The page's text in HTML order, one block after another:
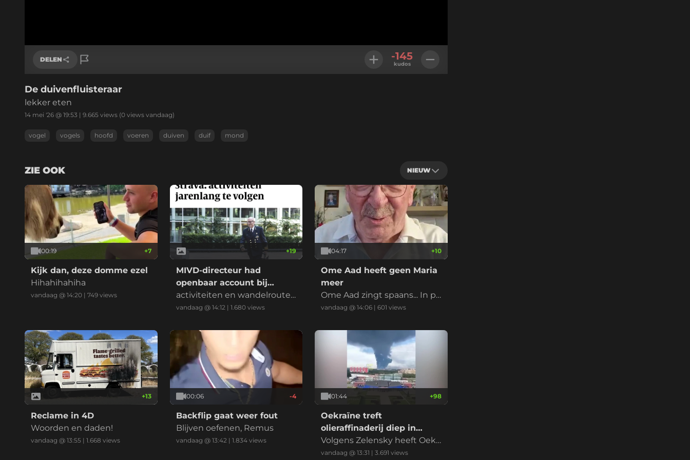
DELEN
Link kopiëren
-145
kudos
De duivenfluisteraar
lekker eten
14 mei '26 @ 19:53 | 9.665 views (0 views vandaag)
vogel vogels hoofd voeren duiven duif mond
ZIE OOK NIEUW
00:19 +7
Kijk dan, deze domme ezel
Hihahihahiha
vandaag @ 14:20 | 749 views
+19
MIVD-directeur had
openbaar account bij
Strava
activiteiten en wandelroutes
waren jarenlang te volgen...
vandaag @ 14:12 | 1.680views
04:17 +10
Ome Aad heeft geen Maria
meer
Ome Aad zingt spaans... In pl
aats van Maria, kan je ook Cor
iff Richard. WK333...
vandaag @ 14:06 |601 views
+13
Reclame in 4D
Woorden en daden!
vandaag @ 13:55 | 1.668 views
00:06 -4
Backflip gaat weer fout
Blijven oefenen, Remus
vandaag @ 13:42| 1.834views
01:44 +98
Oekraïne treft
olieraffinaderij diep in
Rusland
Volgens Zelensky heeft Oekr
aïne donderdag een olieraffi
vandaag @ 13:31 |3.691 views